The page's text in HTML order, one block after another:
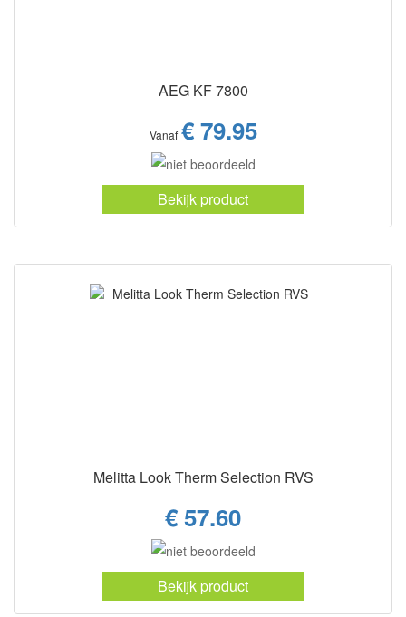
AEG KF 7800
Vanaf € 79.95
Bekijk product
Melitta Look Therm Selection RVS
€ 57.60
Bekijk product